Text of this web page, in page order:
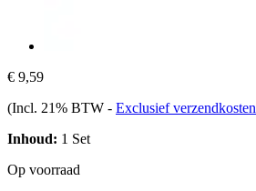
€ 9,59
(Incl. 21% BTW - Exclusief verzendkosten
Inhoud: 1 Set
Op voorraad